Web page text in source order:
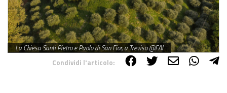
La Chiesa Santi Pietro e Paolo di San Fior, a Treviso @FAI
Condividi l'articolo: